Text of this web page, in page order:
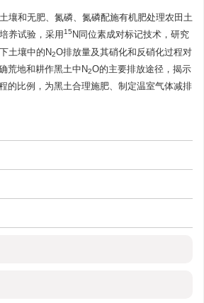
壤和无肥、氮磷、氮磷配施有机肥处理农田土
养试验，采用 15 N同位素成对标记技术，研究
土壤中的N2O排放量及其硝化和反硝化过程对
荒地和耕作黑土中N2O的主要排放途径，揭示
的比例，为黑土合理施肥、制定温室气体减排